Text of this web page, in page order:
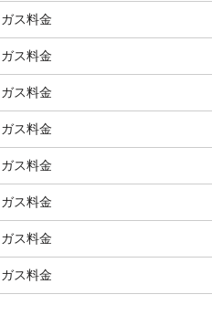
ガス料金
ガス料金
ガス料金
ガス料金
ガス料金
ガス料金
ガス料金
ガス料金